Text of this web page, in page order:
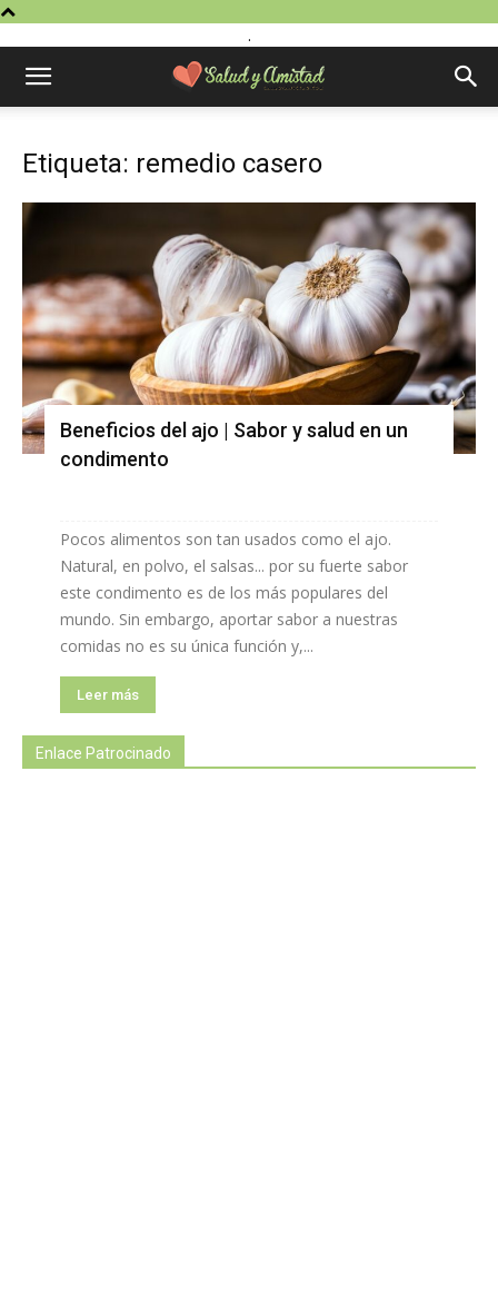
.
Etiqueta: remedio casero
Beneficios del ajo | Sabor y salud en un
condimento
Pocos alimentos son tan usados como el ajo.
Natural, en polvo, el salsas... por su fuerte sabor
este condimento es de los más populares del
mundo. Sin embargo, aportar sabor a nuestras
comidas no es su única función y,...
Leer más
Enlace Patrocinado